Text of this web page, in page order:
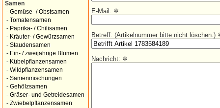
Samen
- Gemüse- / Obstsamen
- Tomatensamen
- Paprika- / Chilisamen
- Kräuter- / Gewürzsamen
- Staudensamen
- Ein- / zweijährige Blumen
- Kübelpflanzensamen
- Wildpflanzensamen
- Samenmischungen
- Gehölzsamen
- Gräser- und Getreidesamen
- Zwiebelpflanzensamen
E-Mail: ✲
Betreff: (Artikelnummer bitte nicht löschen.)
Nachricht: ✲